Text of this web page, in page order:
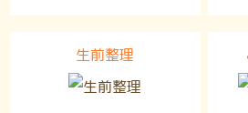
生前整理